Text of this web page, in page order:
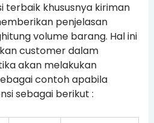
terbaik khususnya kiriman
penjelasan
volume barang. Hal ini
customer dalam
akan melakukan
contoh apabila
sebagai berikut :